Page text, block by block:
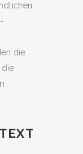
die
die